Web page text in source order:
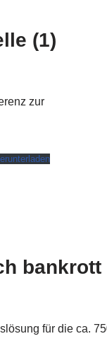
(1)
zur
bankrott
für die ca.